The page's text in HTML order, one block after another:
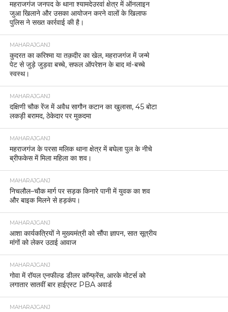
महराजगंज जनपद के थाना श्यामदेउरवां क्षेत्र में ऑनलाइन
जुआ खिलाने और उसका आयोजन करने वालों के खिलाफ
पुलिस ने सख्त कार्रवाई की है।
MAHARAJGANJ
कुदरत का करिश्मा या तक़दीर का खेल, महराजगंज में जन्मे
पेट से जुड़े जुड़वा बच्चे, सफल ऑपरेशन के बाद मां-बच्चे
स्वस्थ।
MAHARAJGANJ
दक्षिणी चौक रेंज में अवैध सागौन कटान का खुलासा, 45 बोटा
लकड़ी बरामद, ठेकेदार पर मुकदमा
MAHARAJGANJ
महराजगंज के परसा मलिक थाना क्षेत्र में बघेला पुल के नीचे
ब्रीफकेस में मिला महिला का शव।
MAHARAJGANJ
निचलौल–चौक मार्ग पर सड़क किनारे पानी में युवक का शव
और बाइक मिलने से हड़कंप।
MAHARAJGANJ
आशा कार्यकत्रियों ने मुख्यमंत्री को सौंपा ज्ञापन, सात सूत्रीय
मांगों को लेकर उठाई आवाज
MAHARAJGANJ
गोवा में रॉयल एनफील्ड डीलर कॉन्फ्रेंस, आरके मोटर्स को
लगातार सातवीं बार हाईएस्ट PBA अवार्ड
MAHARAJGANJ